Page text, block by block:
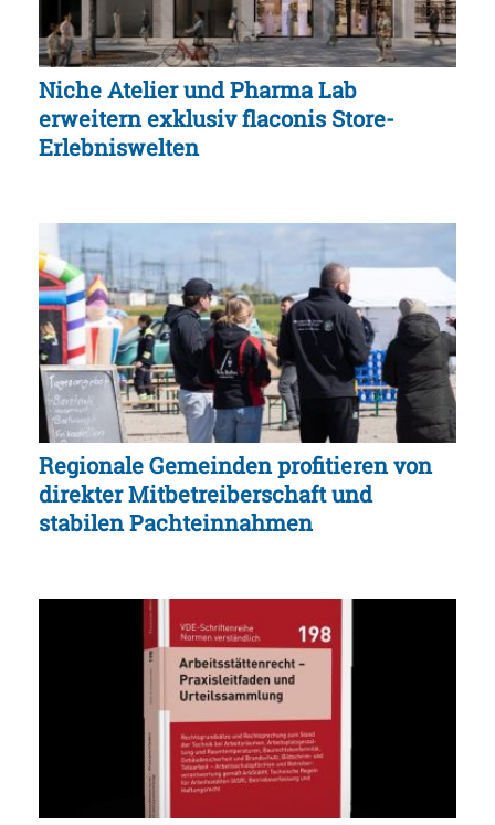
Niche Atelier und Pharma Lab
erweitern exklusiv flaconis Store-
Erlebniswelten
Regionale Gemeinden profitieren von
direkter Mitbetreiberschaft und
stabilen Pachteinnahmen